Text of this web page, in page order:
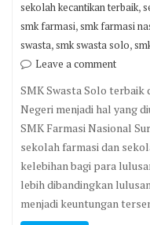
sekolah kecantikan terbaik,
smk farmasi,smk farmasi
swasta,smk swasta solo,
Leave a comment
SMK Swasta Solo terbaik
Negeri menjadi hal yang
SMK Farmasi Nasional
sekolah farmasi dan
kelebihan bagi para
lebih dibandingkan
menjadi keuntungan